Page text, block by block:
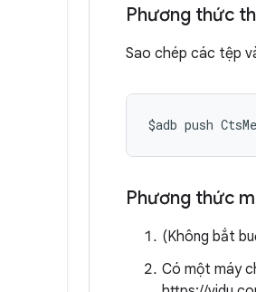
Phương thức
Sao chép các tệp
$adb push
Phương thức
(Không bắt
Có một máy